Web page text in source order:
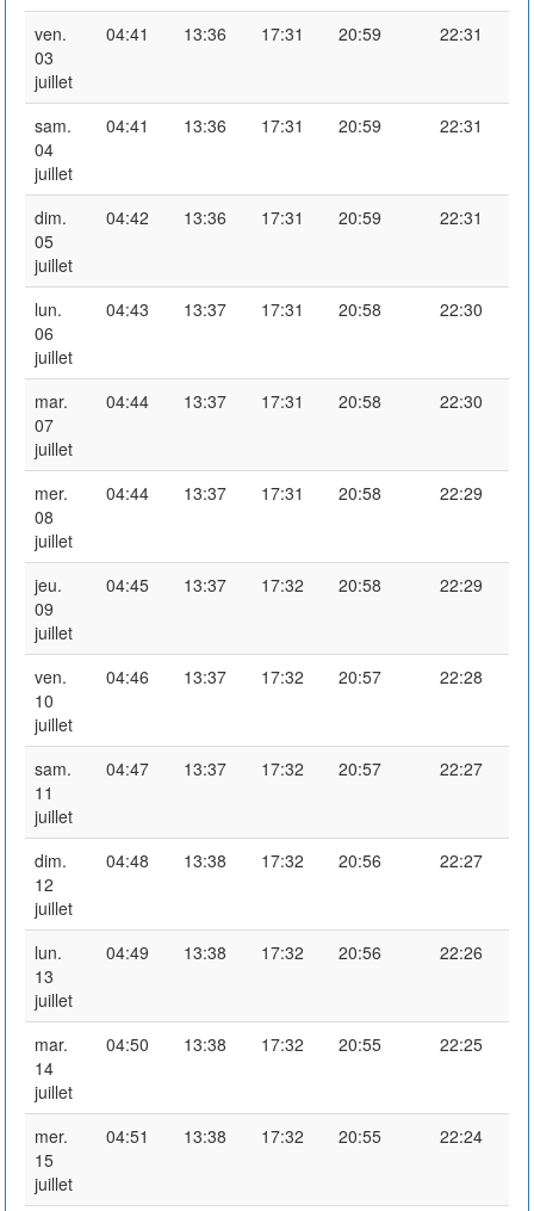
ven.
03
juillet
04:41 13:36 17:31 20:59 22:31
sam.
04
juillet
04:41 13:36 17:31 20:59 22:31
dim.
05
juillet
04:42 13:36 17:31 20:59 22:31
lun.
06
juillet
04:43 13:37 17:31 20:58 22:30
mar.
07
juillet
04:44 13:37 17:31 20:58 22:30
mer.
08
juillet
04:44 13:37 17:31 20:58 22:29
jeu.
09
juillet
04:45 13:37 17:32 20:58 22:29
ven.
10
juillet
04:46 13:37 17:32 20:57 22:28
sam.
11
juillet
04:47 13:37 17:32 20:57 22:27
dim.
12
juillet
04:48 13:38 17:32 20:56 22:27
lun.
13
juillet
04:49 13:38 17:32 20:56 22:26
mar.
14
juillet
04:50 13:38 17:32 20:55 22:25
mer.
15
juillet
04:51 13:38 17:32 20:55 22:24